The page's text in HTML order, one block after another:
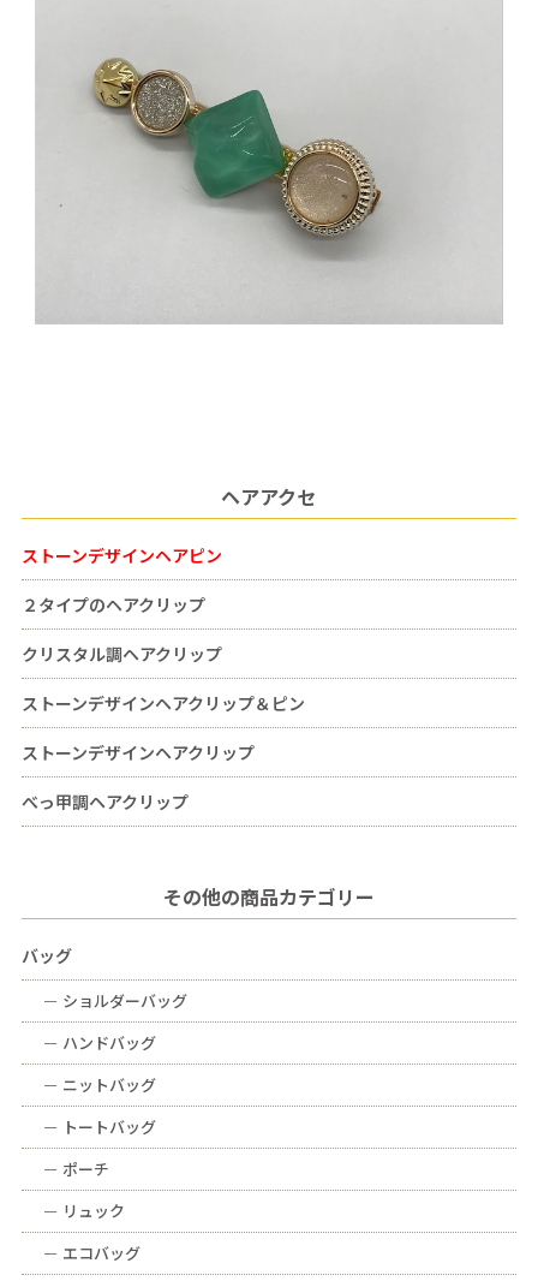
ヘアアクセ
ストーンデザインヘアピン
２タイプのヘアクリップ
クリスタル調ヘアクリップ
ストーンデザインヘアクリップ＆ピン
ストーンデザインヘアクリップ
べっ甲調ヘアクリップ
その他の商品カテゴリー
バッグ
ー ショルダーバッグ
ー ハンドバッグ
ー ニットバッグ
ー トートバッグ
ー ポーチ
ー リュック
ー エコバッグ